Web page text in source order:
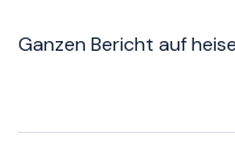
Ganzen Bericht auf